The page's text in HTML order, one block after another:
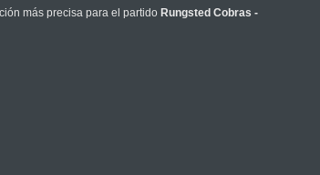
más precisa para el partido Rungsted Cobras -